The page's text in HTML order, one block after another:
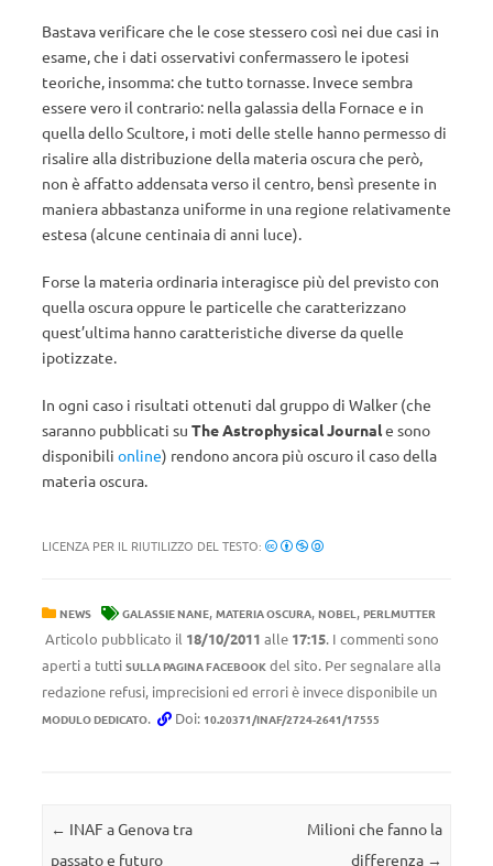
Bastava verificare che le cose stessero così nei due casi in
esame, che i dati osservativi confermassero le ipotesi
teoriche, insomma: che tutto tornasse. Invece sembra
essere vero il contrario: nella galassia della Fornace e in
quella dello Scultore, i moti delle stelle hanno permesso di
risalire alla distribuzione della materia oscura che però,
non è affatto addensata verso il centro, bensì presente in
maniera abbastanza uniforme in una regione relativamente
estesa (alcune centinaia di anni luce).
Forse la materia ordinaria interagisce più del previsto con
quella oscura oppure le particelle che caratterizzano
quest’ultima hanno caratteristiche diverse da quelle
ipotizzate.
In ogni caso i risultati ottenuti dal gruppo di Walker (che
saranno pubblicati su The Astrophysical Journale sono
disponibili online) rendono ancora più oscuro il caso della
materia oscura.
LICENZA PER IL RIUTILIZZO DEL TESTO:
NEWS GALASSIE NANE, MATERIA OSCURA, NOBEL, PERLMUTTER
Articolo pubblicato il 18/10/2011 alle 17:15. I commenti sono
aperti a tutti SULLA PAGINA FACEBOOK del sito. Per segnalare alla
redazione refusi, imprecisioni ed errori è invece disponibile un
MODULO DEDICATO. Doi: 10.20371/INAF/2724-2641/17555
Navigazione articolo
← INAF a Genova tra
passato e futuro
Milioni che fanno la
differenza →